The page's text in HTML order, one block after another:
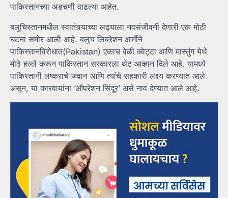
पाकिस्तानच्या अडचणी वाढल्या आहेत.
बलुचिस्तानमधील स्वातंत्र्याच्या लढ्याला नवसंजीवनी देणारी एक मोठी
घटना समोर आली आहे. बलुच लिबरेशन आर्मीने
पाकिस्तानविरोधात(Pakistan) एकाच वेळी क्वेट्टा आणि मास्तुंग येथे
मोठे हल्ले करून पाकिस्तान सरकारला थेट आव्हान दिले आहे. यामध्ये
पाकिस्तानी लष्कराचे जवान आणि त्यांचे सहकारी लक्ष्य करण्यात आले
असून, या कारवायांना ‘ऑपरेशन सिंदूर’ असे नाव देण्यात आले आहे.